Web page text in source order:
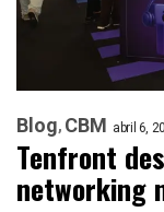
Blog CBM abril 6,
Tenfront
networking